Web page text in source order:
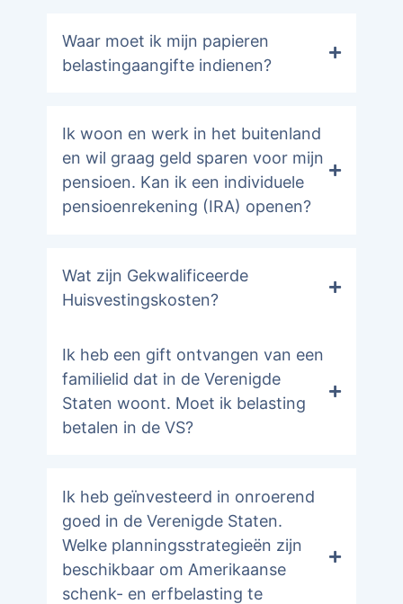
Waar moet ik mijn papieren
belastingaangifte indienen?
Ik woon en werk in het buitenland
en wil graag geld sparen voor mijn
pensioen. Kan ik een individuele
pensioenrekening (IRA) openen?
Wat zijn Gekwalificeerde
Huisvestingskosten?
Ik heb een gift ontvangen van een
familielid dat in de Verenigde
Staten woont. Moet ik belasting
betalen in de VS?
Ik heb geïnvesteerd in onroerend
goed in de Verenigde Staten.
Welke planningsstrategieën zijn
beschikbaar om Amerikaanse
schenk- en erfbelasting te